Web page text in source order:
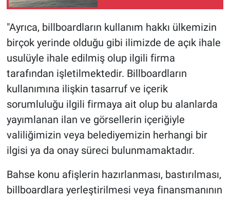
"Ayrıca, billboardların kullanım hakkı ülkemizin
birçok yerinde olduğu gibi ilimizde de açık ihale
usulüyle ihale edilmiş olup ilgili firma
tarafından işletilmektedir. Billboardların
kullanımına ilişkin tasarruf ve içerik
sorumluluğu ilgili firmaya ait olup bu alanlarda
yayımlanan ilan ve görsellerin içeriğiyle
valiliğimizin veya belediyemizin herhangi bir
ilgisi ya da onay süreci bulunmamaktadır.
Bahse konu afişlerin hazırlanması, bastırılması,
billboardlara yerleştirilmesi veya finansmanının